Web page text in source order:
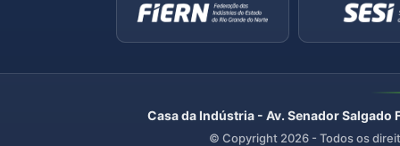
Casa da Indústria - Av. Senador
© Copyright 2026 - Todos os